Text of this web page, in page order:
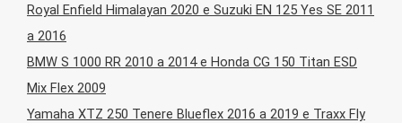
Royal Enfield Himalayan 2020 e Suzuki EN 125 Yes SE 2011
a 2016
BMW S 1000 RR 2010 a 2014 e Honda CG 150 Titan ESD
Mix Flex 2009
Yamaha XTZ 250 Tenere Blueflex 2016 a 2019 e Traxx Fly